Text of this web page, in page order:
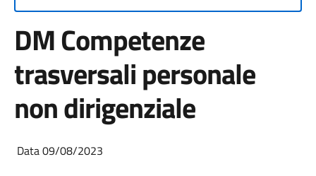
DM Competenze
trasversali personale
non dirigenziale
Data 09/08/2023